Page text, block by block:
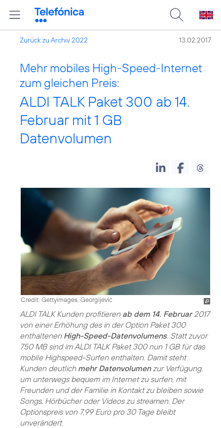
Zurück zu Archiv 2022 13.02.2017
Mehr mobiles High-Speed-Internet
zum gleichen Preis:
ALDI TALK Paket 300 ab 14.
Februar mit 1 GB
Datenvolumen
Credit: Gettyimages, Georgijevic
ALDI TALK Kunden profitieren ab dem 14. Februar2017
von einer Erhöhung des in der Option Paket 300
enthaltenen High-Speed-Datenvolumens. Statt zuvor
750 MB sind im ALDI TALK Paket 300 nun 1 GB für das
mobile Highspeed-Surfen enthalten. Damit steht
Kunden deutlich mehr Datenvolumenzur Verfügung,
um unterwegs bequem im Internet zu surfen, mit
Freunden und der Familie in Kontakt zu bleiben sowie
Songs, Hörbücher oder Videos zu streamen. Der
Optionspreis von 7,99 Euro pro 30 Tage bleibt
unverändert.